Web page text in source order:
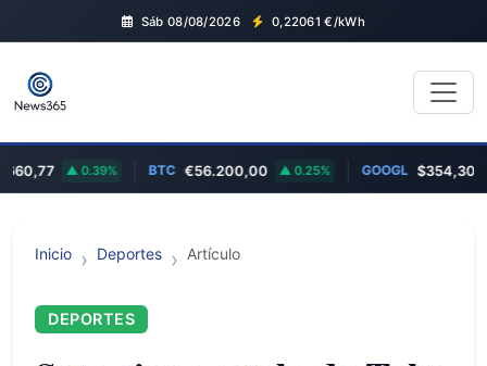
Sáb 08/08/2026 0,22061 €/kWh
0.39% BTC €56.200,00 0.25% GOOGL $354,30
Inicio Deportes Artículo
DEPORTES